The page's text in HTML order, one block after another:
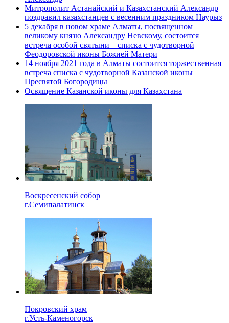
Митрополит Астанайский и Казахстанский Александр
поздравил казахстанцев с весенним праздником Наурыз
5 декабря в новом храме Алматы, посвященном
великому князю Александру Невскому, состоится
встреча особой святыни – списка с чудотворной
Феодоровской иконы Божией Матери
14 ноября 2021 года в Алматы состоится торжественная
встреча списка с чудотворной Казанской иконы
Пресвятой Богородицы
Освящение Казанской иконы для Казахстана
Воскресенский собор
г.Семипалатинск
Покровский храм
г.Усть-Каменогорск